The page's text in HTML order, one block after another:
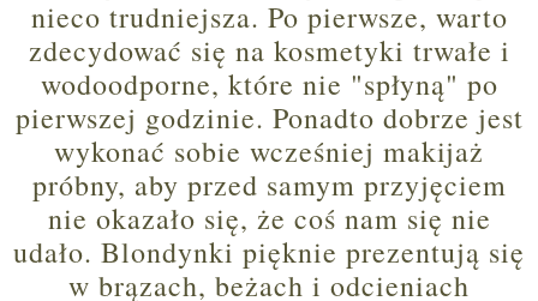
nieco trudniejsza. Po pierwsze, warto
zdecydować się na kosmetyki trwałe i
wodoodporne, które nie "spłyną" po
pierwszej godzinie. Ponadto dobrze jest
wykonać sobie wcześniej makijaż
próbny, aby przed samym przyjęciem
nie okazało się, że coś nam się nie
udało. Blondynki pięknie prezentują się
w brązach, beżach i odcieniach